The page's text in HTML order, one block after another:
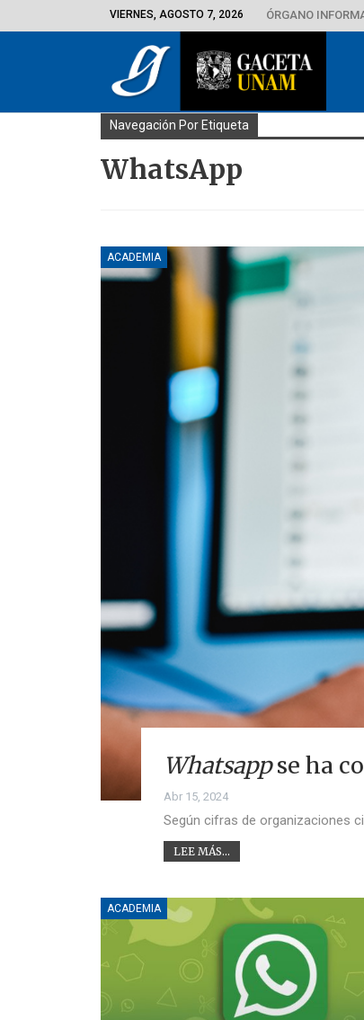
VIERNES, AGOSTO 7, 2026 ÓRGANO
Navegación Por Etiqueta
WhatsApp
ACADEMIA
Whatsappse ha
Abr 15, 2024
Según cifras de organizaciones
LEE MÁS...
ACADEMIA